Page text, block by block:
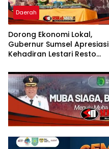
Daerah
Dorong Ekonomi Lokal,
Gubernur Sumsel Apresiasi
Kehadiran Lestari Resto
Opening 50%